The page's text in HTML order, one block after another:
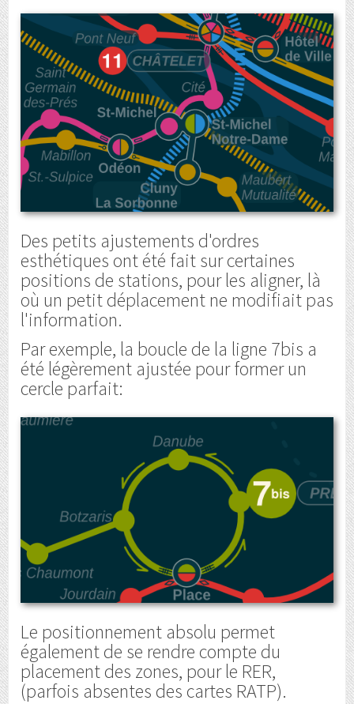
Des petits ajustements d'ordres
esthétiques ont été fait sur certaines
positions de stations, pour les aligner, là
où un petit déplacement ne modifiait pas
l'information.
Par exemple, la boucle de la ligne 7bis a
été légèrement ajustée pour former un
cercle parfait:
Le positionnement absolu permet
également de se rendre compte du
placement des zones, pour le RER,
(parfois absentes des cartes RATP).